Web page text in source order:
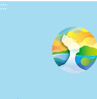
:::